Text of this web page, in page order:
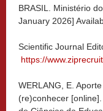
BRASIL. Ministério
January 2026]
Scientific Journal
https://
WERLANG, E.
(re)conhecer